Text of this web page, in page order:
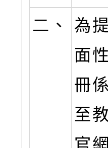
二、
為
面
冊
至